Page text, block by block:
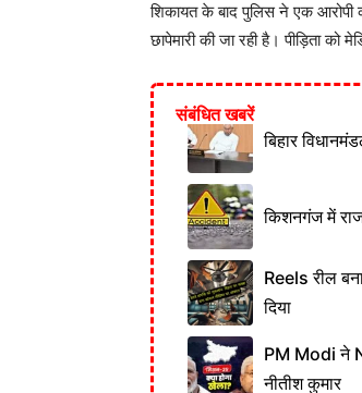
शिकायत के बाद पुलिस ने एक आरोपी
छापेमारी की जा रही है। पीड़िता
संबंधित खबरें
बिहार
किशनगंज में
Reels रील
दिया
PM Modi ने
नीतीश कुमार